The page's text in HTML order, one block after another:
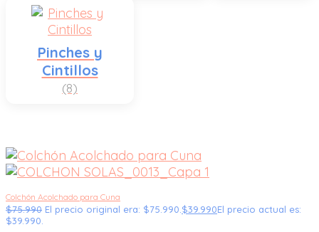
Pinches y
Cintillos
(8)
Colchón Acolchado para Cuna
$75.990 El precio original era: $75.990. $39.990El precio actual es:
$39.990.